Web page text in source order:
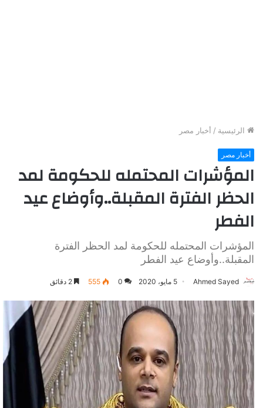
الرئيسية / أخبار مصر
أخبار مصر
المؤشرات المحتمله للحكومة لمد
الحظر الفترة المقبلة..وأوضاع عيد
الفطر
المؤشرات المحتمله للحكومة لمد الحظر الفترة
المقبلة..وأوضاع عيد الفطر
Ahmed Sayed 5 مايو، 2020 0
555